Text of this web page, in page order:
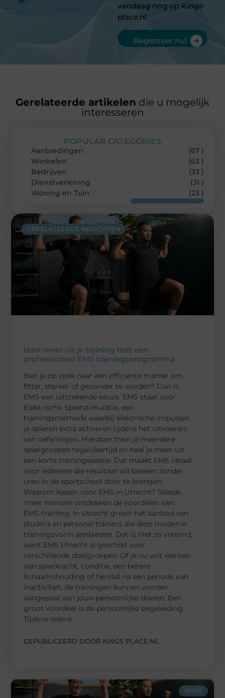
vandaag nog op Kings-
place.nl
Registreer nu!
Gerelateerde artikelen die u mogelijk
interesseren
GERELATEERDE BERICHTEN
Haal meer uit je training met een
professioneel EMS trainingsprogramma
Ben je op zoek naar een efficiënte manier om
fitter, sterker of gezonder te worden? Dan is
EMS een uitstekende keuze. EMS staat voor
Elektrische Spierstimulatie, een
trainingsmethode waarbij elektrische impulsen
je spieren extra activeren tijdens het uitvoeren
van oefeningen. Hierdoor train je meerdere
spiergroepen tegelijkertijd en haal je meer uit
een korte trainingssessie. Dat maakt EMS ideaal
voor iedereen die resultaat wil boeken zonder
uren in de sportschool door te brengen.
Waarom kiezen voor EMS in Utrecht? Steeds
meer mensen ontdekken de voordelen van
EMS-training. In Utrecht groeit het aanbod van
studio’s en personal trainers die deze moderne
trainingsvorm aanbieden. Dat is niet zo vreemd,
want EMS Utrecht is geschikt voor
verschillende doelgroepen. Of je nu wilt werken
aan spierkracht, conditie, een betere
lichaamshouding of herstel na een periode van
inactiviteit, de trainingen kunnen worden
aangepast aan jouw persoonlijke doelen. Een
groot voordeel is de persoonlijke begeleiding.
Tijdens iedere
GEPUBLICEERD DOOR KINGS PLACE.NL
POPULAR CATEGORIES
Aanbiedingen
(67 )
Winkelen
(63 )
Bedrijven
(33 )
Dienstverlening
(31 )
Woning en Tuin
(23 )
SPORT